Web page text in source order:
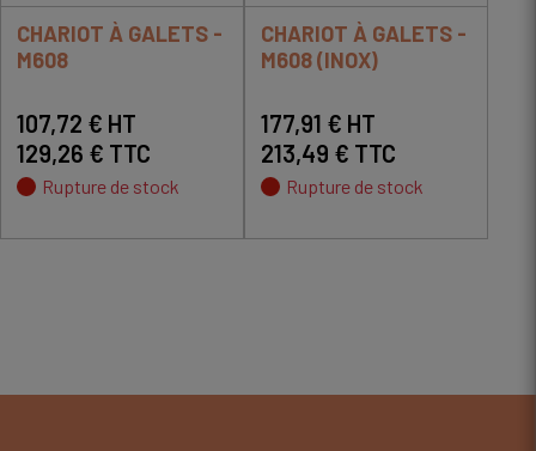
CHARIOT À GALETS -
M608
107,72 € HT
129,26 € TTC
Rupture de stock
CHARIOT À GALETS -
M608 (INOX)
177,91 € HT
213,49 € TTC
Rupture de stock